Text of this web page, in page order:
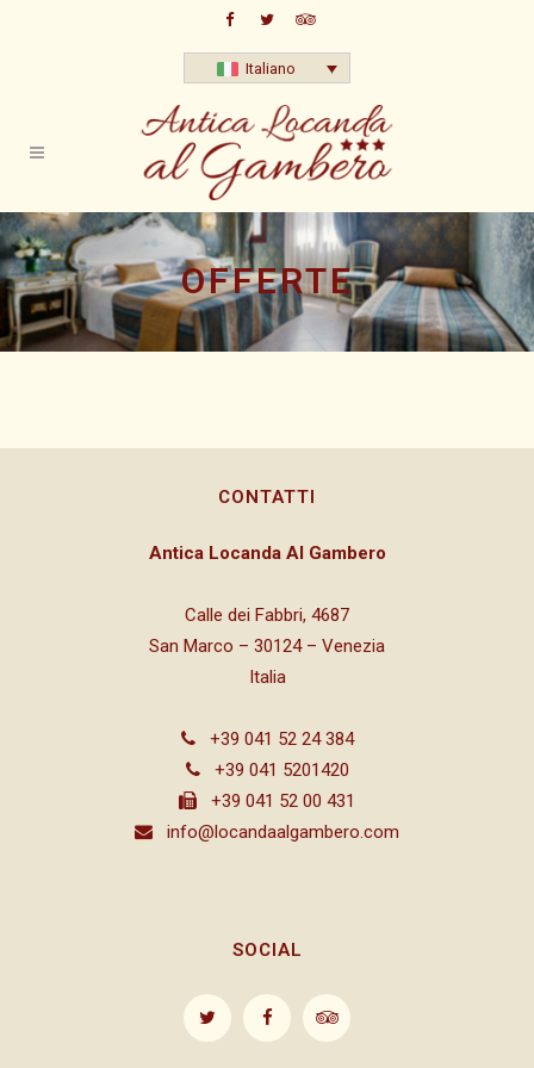
Italiano
OFFERTE
CONTATTI
Antica Locanda Al Gambero
Calle dei Fabbri, 4687
San Marco – 30124 – Venezia
Italia
+39 041 52 24 384
+39 041 5201420
+39 041 52 00 431
info@locandaalgambero.com
SOCIAL